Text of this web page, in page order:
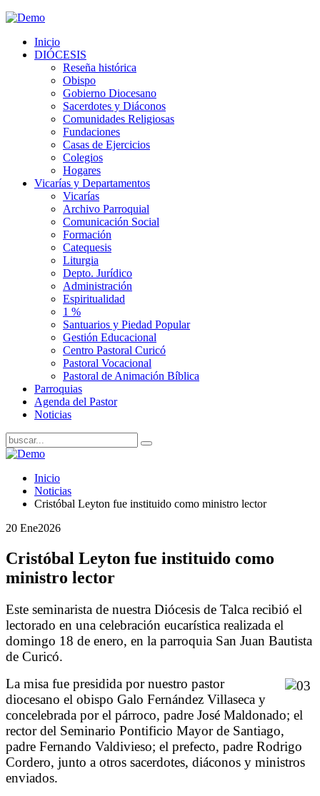
Inicio
DIÓCESIS
Reseña histórica
Obispo
Gobierno Diocesano
Sacerdotes y Diáconos
Comunidades Religiosas
Fundaciones
Casas de Ejercicios
Colegios
Hogares
Vicarías y Departamentos
Vicarías
Archivo Parroquial
Comunicación Social
Formación
Catequesis
Liturgia
Depto. Jurídico
Administración
Espiritualidad
1 %
Santuarios y Piedad Popular
Gestión Educacional
Centro Pastoral Curicó
Pastoral Vocacional
Pastoral de Animación Bíblica
Parroquias
Agenda del Pastor
Noticias
Inicio
Noticias
Cristóbal Leyton fue instituido como ministro lector
20 Ene2026
Cristóbal Leyton fue instituido como
ministro lector
Este seminarista de nuestra Diócesis de Talca recibió el
lectorado en una celebración eucarística realizada el
domingo 18 de enero, en la parroquia San Juan Bautista
de Curicó.
La misa fue presidida por nuestro pastor
diocesano el obispo Galo Fernández Villaseca y
concelebrada por el párroco, padre José Maldonado; el
rector del Seminario Pontificio Mayor de Santiago,
padre Fernando Valdivieso; el prefecto, padre Rodrigo
Cordero, junto a otros sacerdotes, diáconos y ministros
enviados.